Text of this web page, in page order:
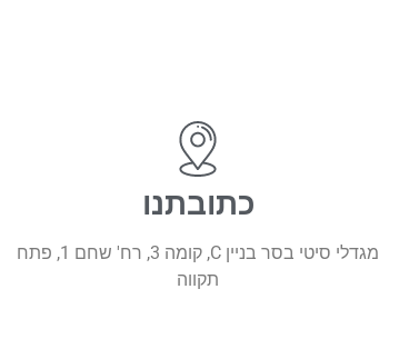
כתובתנו
מגדלי סיטי בסר בניין C, קומה 3, רח' שחם 1, פתח
תקווה